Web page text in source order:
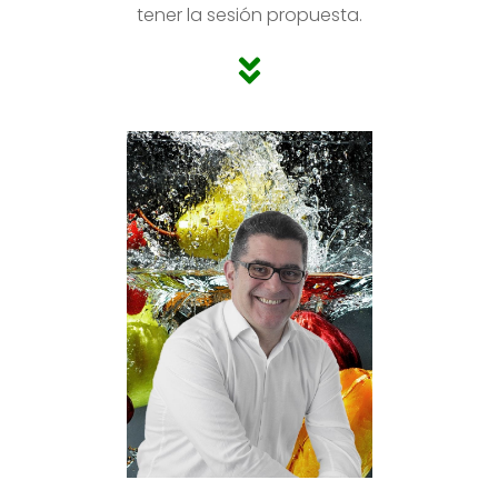
tener la sesión propuesta.